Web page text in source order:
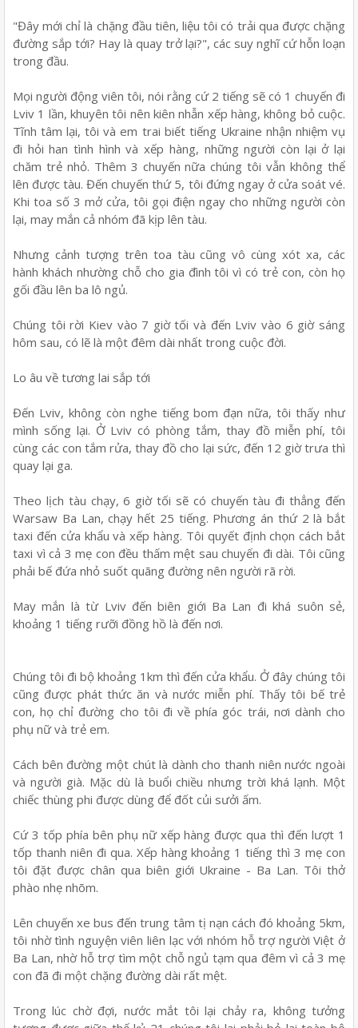
"Đây mới chỉ là chặng đầu tiên, liệu tôi có trải qua được chặng
đường sắp tới? Hay là quay trở lại?", các suy nghĩ cứ hỗn loạn
trong đầu.
Mọi người động viên tôi, nói rằng cứ 2 tiếng sẽ có 1 chuyến đi
Lviv 1 lần, khuyên tôi nên kiên nhẫn xếp hàng, không bỏ cuộc.
Tĩnh tâm lại, tôi và em trai biết tiếng Ukraine nhận nhiệm vụ
đi hỏi han tình hình và xếp hàng, những người còn lại ở lại
chăm trẻ nhỏ. Thêm 3 chuyến nữa chúng tôi vẫn không thể
lên được tàu. Đến chuyến thứ 5, tôi đứng ngay ở cửa soát vé.
Khi toa số 3 mở cửa, tôi gọi điện ngay cho những người còn
lại, may mắn cả nhóm đã kịp lên tàu.
Nhưng cảnh tượng trên toa tàu cũng vô cùng xót xa, các
hành khách nhường chỗ cho gia đình tôi vì có trẻ con, còn họ
gối đầu lên ba lô ngủ.
Chúng tôi rời Kiev vào 7 giờ tối và đến Lviv vào 6 giờ sáng
hôm sau, có lẽ là một đêm dài nhất trong cuộc đời.
Lo âu về tương lai sắp tới
Đến Lviv, không còn nghe tiếng bom đạn nữa, tôi thấy như
mình sống lại. Ở Lviv có phòng tắm, thay đồ miễn phí, tôi
cùng các con tắm rửa, thay đồ cho lại sức, đến 12 giờ trưa thì
quay lại ga.
Theo lịch tàu chạy, 6 giờ tối sẽ có chuyến tàu đi thẳng đến
Warsaw Ba Lan, chạy hết 25 tiếng. Phương án thứ 2 là bắt
taxi đến cửa khẩu và xếp hàng. Tôi quyết định chọn cách bắt
taxi vì cả 3 mẹ con đều thấm mệt sau chuyến đi dài. Tôi cũng
phải bế đứa nhỏ suốt quãng đường nên người rã rời.
May mắn là từ Lviv đến biên giới Ba Lan đi khá suôn sẻ,
khoảng 1 tiếng rưỡi đồng hồ là đến nơi.
Chúng tôi đi bộ khoảng 1km thì đến cửa khẩu. Ở đây chúng tôi
cũng được phát thức ăn và nước miễn phí. Thấy tôi bế trẻ
con, họ chỉ đường cho tôi đi về phía góc trái, nơi dành cho
phụ nữ và trẻ em.
Cách bên đường một chút là dành cho thanh niên nước ngoài
và người già. Mặc dù là buổi chiều nhưng trời khá lạnh. Một
chiếc thùng phi được dùng để đốt củi sưởi ấm.
Cứ 3 tốp phía bên phụ nữ xếp hàng được qua thì đến lượt 1
tốp thanh niên đi qua. Xếp hàng khoảng 1 tiếng thì 3 mẹ con
tôi đặt được chân qua biên giới Ukraine - Ba Lan. Tôi thở
phào nhẹ nhõm.
Lên chuyến xe bus đến trung tâm tị nạn cách đó khoảng 5km,
tôi nhờ tình nguyện viên liên lạc với nhóm hỗ trợ người Việt ở
Ba Lan, nhờ hỗ trợ tìm một chỗ ngủ tạm qua đêm vì cả 3 mẹ
con đã đi một chặng đường dài rất mệt.
Trong lúc chờ đợi, nước mắt tôi lại chảy ra, không tưởng